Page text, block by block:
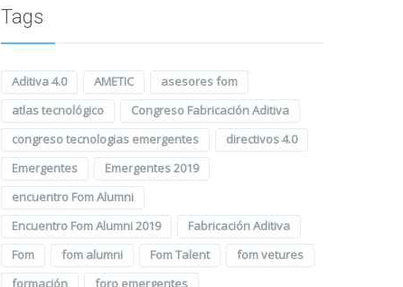
Tags
Aditiva 4.0 AMETIC
asesores fom
atlas tecnológico
Congreso Fabricación Aditiva
congreso tecnologias emergentes
directivos 4.0
Emergentes
Emergentes 2019
encuentro Fom Alumni
Encuentro Fom Alumni 2019
Fabricación Aditiva
Fom
fom alumni Fom Talent
fom vetures
formación
foro emergentes